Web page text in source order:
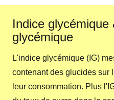
Indice glycémique
glycémique
L'indice glycémique (IG)
contenant des glucides sur
leur consommation. Plus